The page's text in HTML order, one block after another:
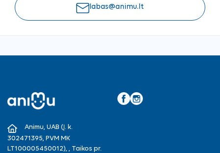
labas@animu.lt
Animu, UAB (Į. k.
302471395, PVM MK
LT100005450012), , Taikos pr.